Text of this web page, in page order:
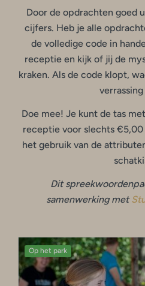
Door de opdrachten goed
cijfers. Heb je alle
de volledige code in
receptie en kijk of jij de
kraken. Als de code klopt,
Doe mee! Je kunt de tas
receptie voor slechts
het gebruik van de
Dit
samenwerking met
Op het park